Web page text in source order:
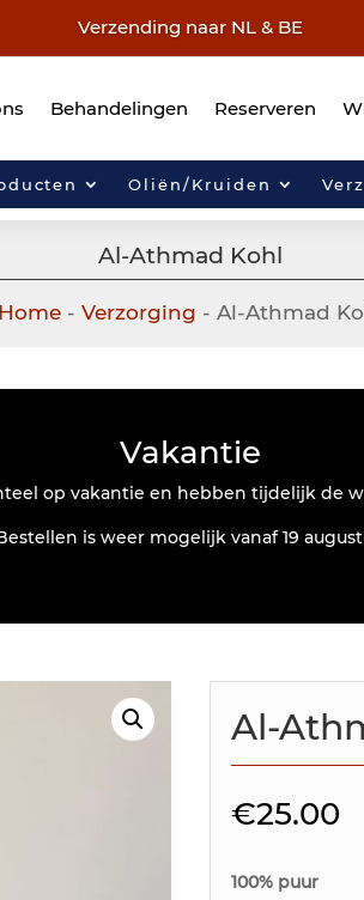
Verzending naar NL & BE
Behandelingen Reserveren
Oliën/Kruiden
Al-Athmad Kohl
Home- Verzorging - Al-Athmad
Vakantie
op vakantie en hebben tijdelijk de
is weer mogelijk vanaf 19
Al-
€25.00
100% puur